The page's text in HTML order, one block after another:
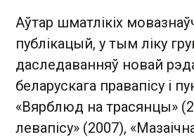
Аўтар шматлікіх
публікацый, у тым ліку
даследаванняў новай
беларускага правапісу і
«Вярблюд на трасянцы»
левапісу» (2007),